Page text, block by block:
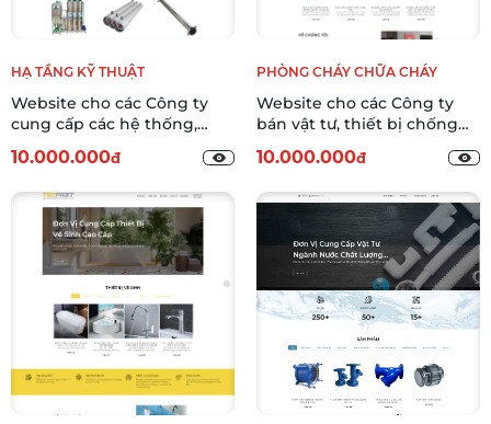
HẠ TẦNG KỸ THUẬT
Website cho các Công ty
cung cấp các hệ thống,
DWTM-01
10.000.000đ
PHÒNG CHÁY CHỮA CHÁY
Website cho các Công ty
bán vật tư, thiết bị chống
10.000.000đ